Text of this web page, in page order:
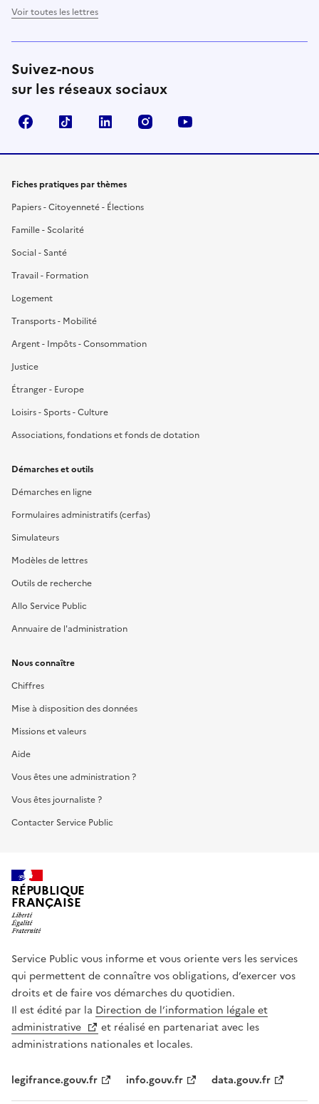
Voir toutes les lettres
Suivez-nous
sur les réseaux sociaux
FacebookTikTok LinkedIn Instagram
Fiches pratiques par thèmes
Papiers - Citoyenneté - Élections
Famille - Scolarité
Social - Santé
Travail - Formation
Logement
Transports - Mobilité
Argent - Impôts - Consommation
Justice
Étranger - Europe
Loisirs - Sports - Culture
Associations, fondations et fonds de dotation
Démarches et outils
Démarches en ligne
Formulaires administratifs (cerfas)
Simulateurs
Modèles de lettres
Outils de recherche
Allo Service Public
Annuaire de l'administration
Nous connaître
Chiffres
Mise à disposition des données
Missions et valeurs
Aide
Vous êtes une administration ?
Vous êtes journaliste ?
Contacter Service Public
RÉPUBLIQUE
FRANÇAISE
Service Public vous informe et vous oriente vers les services
qui permettent de connaître vos obligations, d’exercer vos
droits et de faire vos démarches du quotidien.
Il est édité par la Direction de l’information légale et
administrative
et réalisé en partenariat avec les
administrations nationales et locales.
legifrance.gouv.fr info.gouv.fr data.gouv.fr